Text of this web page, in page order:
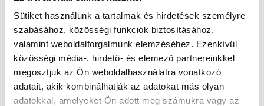
Sütiket használunk a tartalmak és hirdetések személyre
szabásához, közösségi funkciók biztosításához,
valamint weboldalforgalmunk elemzéséhez. Ezenkívül
közösségi média-, hirdető- és elemező partnereinkkel
megosztjuk az Ön weboldalhasználatra vonatkozó
adatait, akik kombinálhatják az adatokat más olyan
adatokkal, amelyeket Ön adott meg számukra vagy az